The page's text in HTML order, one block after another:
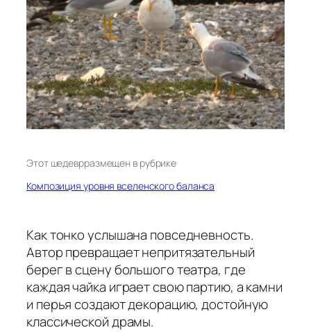
Этот шедеврразмещен в рубрике
Композиция уровня вселенского баланса
Как тонко услышана повседневность.
Автор превращает непритязательный
берег в сцену большого театра, где
каждая чайка играет свою партию, а камни
и перья создают декорацию, достойную
классической драмы.